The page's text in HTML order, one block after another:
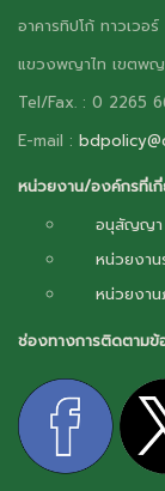
อาคารทิปโก้ ทาวเวอ
แขวงพญาไท เขตพญ
Tel/Fax. : 0 2265
E-mail :
หน่วยงาน/องค์กรที่เ
อนุสัญญา
หน่วยงาน
หน่วยงาน
ช่องทางการติดตามข้